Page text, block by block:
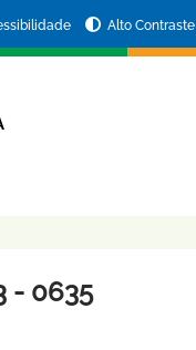
Alto Contraste
- 0635